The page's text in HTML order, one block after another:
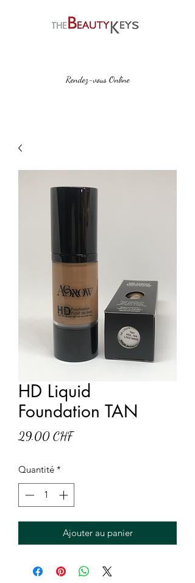
Rendez-vous Online
HD Liquid
Foundation TAN
29.00 CHFPrix
Quantité *
Ajouter au panier